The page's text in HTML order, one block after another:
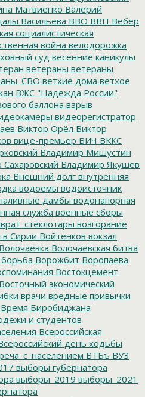
Матвиенко Валерий
Васильева ВВО ВВП Вебер
социалистическая
война велодорожка
суд весенние каникулы
ветераны ветераны
ветхие дома ветхое
ВЖС "Надежда России"
баллона взрыв
видеорегистратор
Виктор Орёл Виктор
вице-премьер ВИЧ ВККС
Владимир Мишустин
Владимир Якушев
Внешний долг внутренняя
водоемы водоисточник
дамбы водонапорная
служба военные сборы
возгорание
в Сирии Войтенков вокзал
Волочаевка Волочаевская битва
Ворожбит Воропаева
Востокцемент
Восточный экономический
врачи вредные привычки
Время Биробиджана
и студентов
Всероссийская
день ходьбы
ВТБъ ВУЗ
выборы губернатора
выборы_2019 выборы_2021